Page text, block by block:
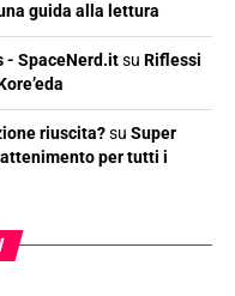
guida alla lettura
- SpaceNerd.itsu Riflessi
riuscita?su Super
per tutti i